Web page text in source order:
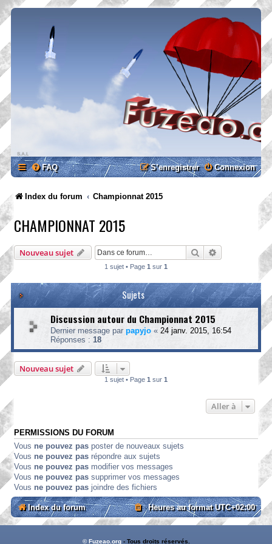
FAQ Connexion
S’enregistrer
Index du forum Championnat 2015
CHAMPIONNAT 2015
Nouveau sujet RechercherRecherche
1 sujet • Page 1 sur 1
Sujets
Discussion autour du Championnat 2015
Dernier message par papyjo « 24 janv. 2015, 16:54
Réponses : 18
Nouveau sujet
1 sujet • Page 1 sur 1
Aller à
PERMISSIONS DU FORUM
Vous ne pouvez pas poster de nouveaux sujets
Vous ne pouvez pas répondre aux sujets
Vous ne pouvez pas modifier vos messages
Vous ne pouvez pas supprimer vos messages
Vous ne pouvez pas joindre des fichiers
Index du forum Heures au formatUTC+02:00
© Fuzeao.org- Tous droits réservés.